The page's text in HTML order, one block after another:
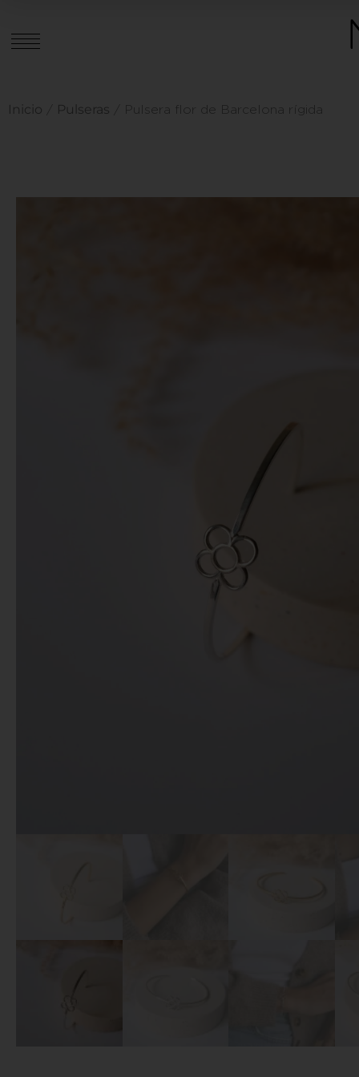
Inicio Pulseras / Pulsera flor de Barcelona rígida